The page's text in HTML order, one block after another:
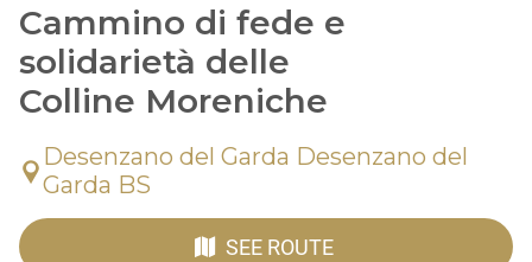
Cammino di fede e
solidarietà delle
Colline Moreniche
Desenzano del Garda Desenzano del
Garda BS
SEE ROUTE